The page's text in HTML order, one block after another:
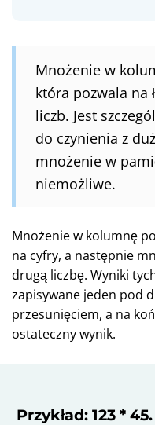
Mnożenie w
która pozwala na
liczb. Jest
do czynienia z
mnożenie w
niemożliwe.
Mnożenie w kolumnę
na cyfry, a następnie
drugą liczbę. Wyniki
zapisywane jeden pod
przesunięciem, a na
ostateczny wynik.
Przykład: 123 *